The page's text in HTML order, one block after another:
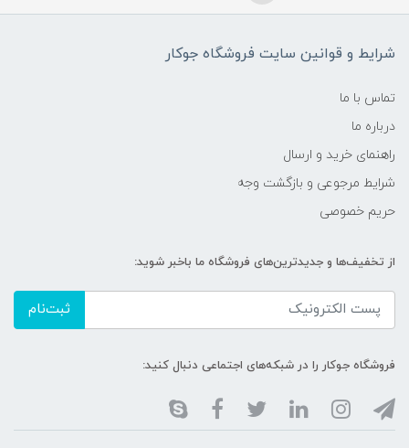
شرایط و قوانین سایت فروشگاه جوکار
تماس با ما
درباره ما
راهنمای خرید و ارسال
شرایط مرجوعی و بازگشت وجه
حریم خصوصی
از تخفیف‌ها و جدیدترین‌های فروشگاه ما باخبر شوید:
ثبت‌نام
فروشگاه جوکار را در شبکه‌های اجتماعی دنبال کنید: